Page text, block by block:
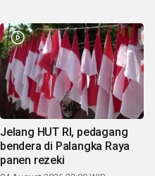
Jelang HUT RI, pedagang
bendera di Palangka Raya
panen rezeki